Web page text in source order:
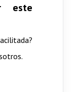
este